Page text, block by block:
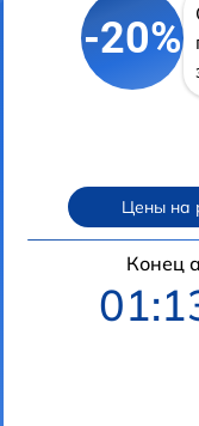
-20%
Цены на
Конец